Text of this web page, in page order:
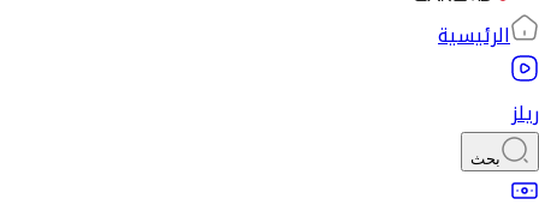
الرئيسية
ريلز
بحث